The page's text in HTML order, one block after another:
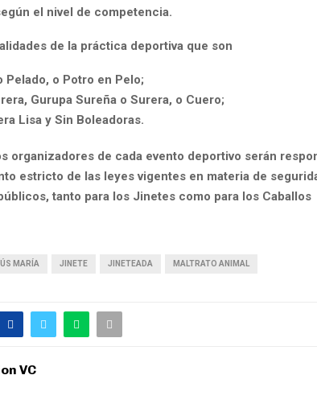
el nivel de competencia.
de la práctica deportiva que son
Pelado, o Potro en Pelo;
Gurupa Sureña o Surera, o Cuero;
Lisa y Sin Boleadoras.
organizadores de cada evento deportivo serán
estricto de las leyes vigentes en materia de
tanto para los Jinetes como para los Caballos
MARÍA JINETE JINETEADA MALTRATO ANIMAL
VC